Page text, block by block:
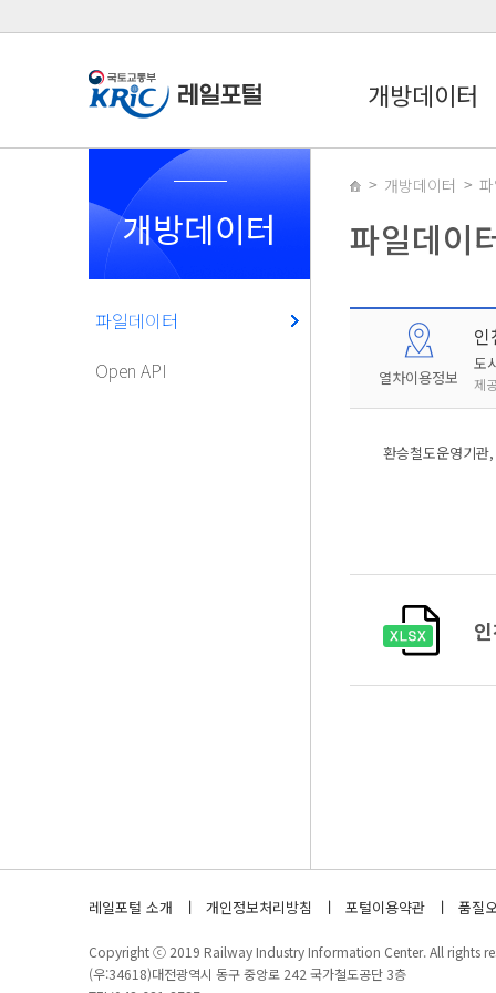
개방데이터
개방데이터
파일데이터
Open API
개방데이터
파일데이
열차이용정보
인
도
제
환승철도운영기
레일포털 소개 개인정보처리방침 포털이용약관 품질
Copyright ⓒ 2019 Railway Industry Information Center. All rights
(우:34618)대전광역시 동구 중앙로 242 국가철도공단 3층